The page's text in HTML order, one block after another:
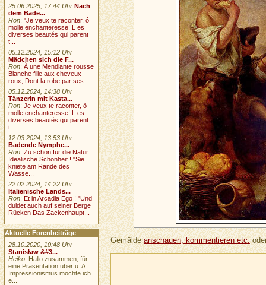
Gemäldeanschauen, kommentieren etc.
25.06.2025, 17:44 Uhr Nach
dem Bade...
Ron:"Je veux te raconter, ô
molle enchanteresse! L es
diverses beautés qui parent
t...
05.12.2024, 15:12 Uhr
Mädchen sich die F...
Ron:À une Mendiante rousse
Blanche fille aux cheveux
roux, Dont la robe par ses...
05.12.2024, 14:38 Uhr
Tänzerin mit Kasta...
Ron:Je veux te raconter, ô
molle enchanteresse! L es
diverses beautés qui parent
t...
12.03.2024, 13:53 Uhr
Badende Nymphe...
Ron:Zu schön für die Natur:
Idealische Schönheit ! "Sie
kniete am Rande des
Wasse...
22.02.2024, 14:22 Uhr
Italienische Lands...
Ron:Et in Arcadia Ego ! "Und
duldet auch auf seiner Berge
Rücken Das Zackenhaupt...
Aktuelle Forenbeiträge
28.10.2020, 10:48 Uhr
Stanisław &#3...
Heiko: Hallo zusammen, für
eine Präsentation über u. A.
Impressionismus möchte ich
e...